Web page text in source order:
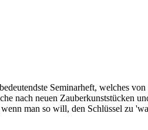
Seminarheft, welches
nach neuen Zauberkunststücken
man so will, den Schlüssel zu